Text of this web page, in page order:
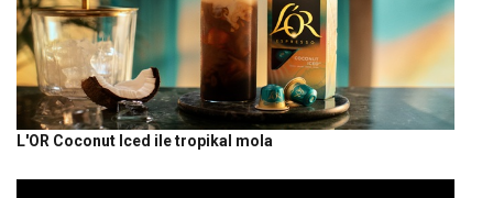
L'OR Coconut Iced ile tropikal mola